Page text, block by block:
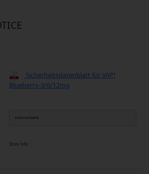
Sicherheitsdatenblatt für VAP!
Blueberry-3/6/12mg
instructions
Store Info